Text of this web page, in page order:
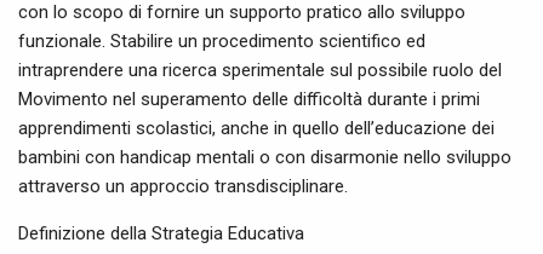
con lo scopo di fornire un supporto pratico allo sviluppo
funzionale. Stabilire un procedimento scientifico ed
intraprendere una ricerca sperimentale sul possibile ruolo del
Movimento nel superamento delle difficoltà durante i primi
apprendimenti scolastici, anche in quello dell’educazione dei
bambini con handicap mentali o con disarmonie nello sviluppo
attraverso un approccio transdisciplinare.
Definizione della Strategia Educativa